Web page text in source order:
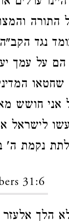
התורה
נגד הקב"ה
על עמך
חושש
לישראל
נקמת ה'
31:6
הלך